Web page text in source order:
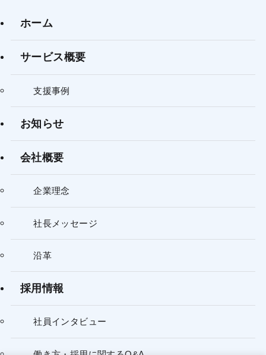
ホーム
サービス概要
支援事例
お知らせ
会社概要
企業理念
社長メッセージ
沿革
採用情報
社員インタビュー